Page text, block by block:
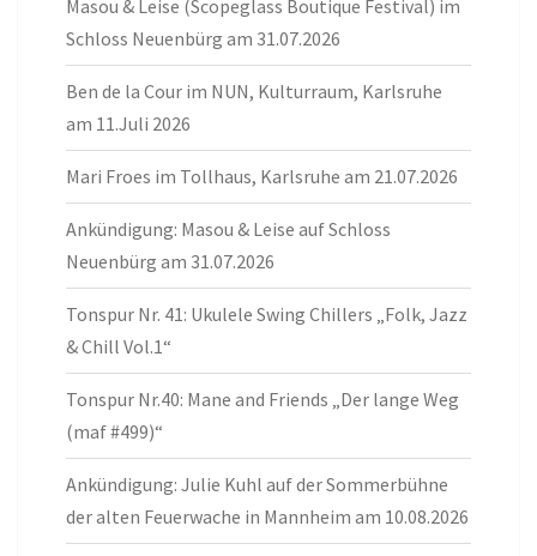
Masou & Leise (Scopeglass Boutique Festival) im
Schloss Neuenbürg am 31.07.2026
Ben de la Cour im NUN, Kulturraum, Karlsruhe
am 11.Juli 2026
Mari Froes im Tollhaus, Karlsruhe am 21.07.2026
Ankündigung: Masou & Leise auf Schloss
Neuenbürg am 31.07.2026
Tonspur Nr. 41: Ukulele Swing Chillers „Folk, Jazz
& Chill Vol.1“
Tonspur Nr.40: Mane and Friends „Der lange Weg
(maf #499)“
Ankündigung: Julie Kuhl auf der Sommerbühne
der alten Feuerwache in Mannheim am 10.08.2026